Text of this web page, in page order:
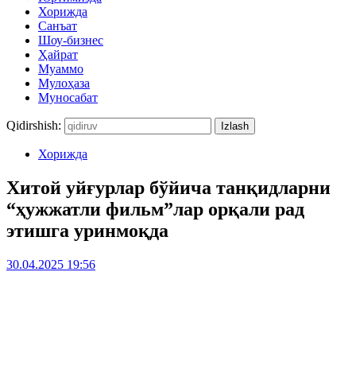
Хорижда
Санъат
Шоу-бизнес
Ҳайрат
Муаммо
Мулоҳаза
Муносабат
Qidirshish:
Хорижда
Хитой уйғурлар бўйича танқидларни
“ҳужжатли фильм”лар орқали рад
этишга уринмоқда
30.04.2025 19:56